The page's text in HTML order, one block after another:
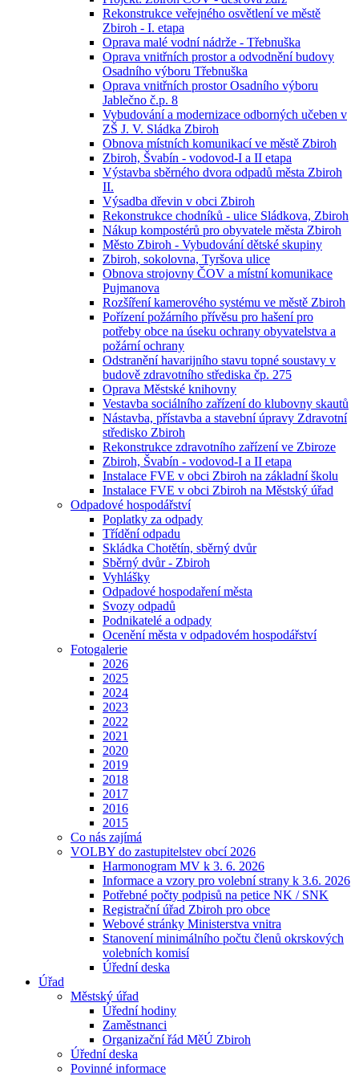
Rekonstrukce veřejného osvětlení ve městě
Zbiroh - I. etapa
Oprava malé vodní nádrže - Třebnuška
Oprava vnitřních prostor a odvodnění budovy
Osadního výboru Třebnuška
Oprava vnitřních prostor Osadního výboru
Jablečno č.p. 8
Vybudování a modernizace odborných učeben v
ZŠ J. V. Sládka Zbiroh
Obnova místních komunikací ve městě Zbiroh
Zbiroh, Švabín - vodovod-I a II etapa
Výstavba sběrného dvora odpadů města Zbiroh
II.
Výsadba dřevin v obci Zbiroh
Rekonstrukce chodníků - ulice Sládkova, Zbiroh
Nákup kompostérů pro obyvatele města Zbiroh
Město Zbiroh - Vybudování dětské skupiny
Zbiroh, sokolovna, Tyršova ulice
Obnova strojovny ČOV a místní komunikace
Pujmanova
Rozšíření kamerového systému ve městě Zbiroh
Pořízení požárního přívěsu pro hašení pro
potřeby obce na úseku ochrany obyvatelstva a
požární ochrany
Odstranění havarijního stavu topné soustavy v
budově zdravotního střediska čp. 275
Oprava Městské knihovny
Vestavba sociálního zařízení do klubovny skautů
Nástavba, přístavba a stavební úpravy Zdravotní
středisko Zbiroh
Rekonstrukce zdravotního zařízení ve Zbiroze
Zbiroh, Švabín - vodovod-I a II etapa
Instalace FVE v obci Zbiroh na základní školu
Instalace FVE v obci Zbiroh na Městský úřad
Odpadové hospodářství
Poplatky za odpady
Třídění odpadu
Skládka Chotětín, sběrný dvůr
Sběrný dvůr - Zbiroh
Vyhlášky
Odpadové hospodaření města
Svozy odpadů
Podnikatelé a odpady
Ocenění města v odpadovém hospodářství
Fotogalerie
2026
2025
2024
2023
2022
2021
2020
2019
2018
2017
2016
2015
Co nás zajímá
VOLBY do zastupitelstev obcí 2026
Harmonogram MV k 3. 6. 2026
Informace a vzory pro volební strany k 3.6. 2026
Potřebné počty podpisů na petice NK / SNK
Registrační úřad Zbiroh pro obce
Webové stránky Ministerstva vnitra
Stanovení minimálního počtu členů okrskových
volebních komisí
Úřední deska
Úřad
Městský úřad
Úřední hodiny
Zaměstnanci
Organizační řád MěÚ Zbiroh
Úřední deska
Povinné informace